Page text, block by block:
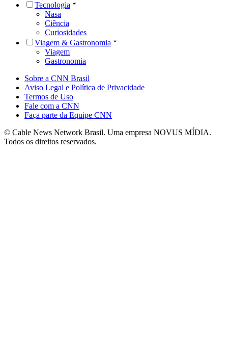
Tecnologia
Nasa
Ciência
Curiosidades
Viagem & Gastronomia
Viagem
Gastronomia
Sobre a CNN Brasil
Aviso Legal e Política de Privacidade
Termos de Uso
Fale com a CNN
Faça parte da Equipe CNN
© Cable News Network Brasil. Uma empresa NOVUS MÍDIA.
Todos os direitos reservados.